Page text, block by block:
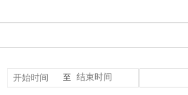
至